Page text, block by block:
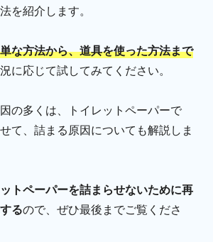
を紹介します。
な方法から、道具を使った方法まで
に応じて試してみてください。
の多くは、トイレットペーパーで
て、詰まる原因についても解説しま
トペーパーを詰まらせないために再
るので、ぜひ最後までご覧くださ